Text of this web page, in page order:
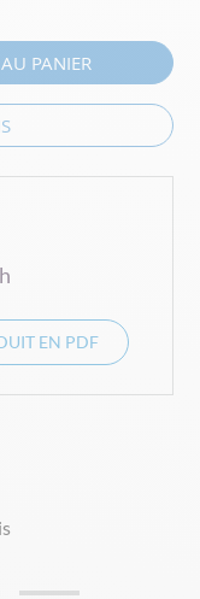
PANIER
EN PDF